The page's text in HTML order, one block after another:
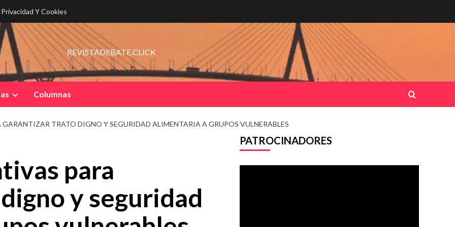
Y Cookies
REVISTADEBATE.CLICK
Columnas
TRATO DIGNO Y SEGURIDAD ALIMENTARIA A GRUPOS VULNERABLES
para
y seguridad
PATROCINADORES